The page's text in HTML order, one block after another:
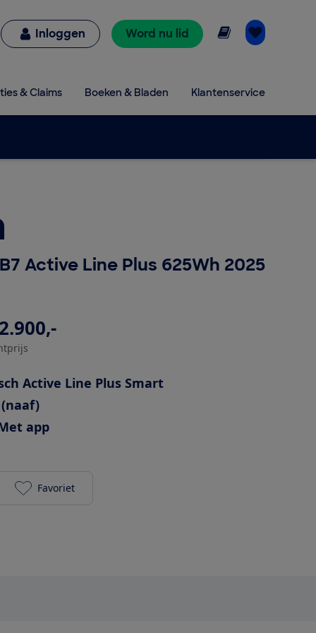
Inloggen Word nu lid Online lezen
& Claims Boeken & Bladen Klantenservice
Active Line Plus 625Wh 2025
Active Line Plus Smart
app
Cortina E-Common Int. DB7 Active Line Plus
Favoriet